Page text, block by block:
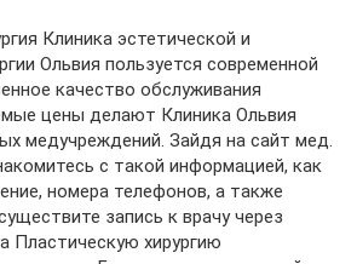
Клиника эстетической и
Ольвия пользуется современной
качество обслуживания
цены делают Клиника Ольвия
медучреждений. Зайдя на сайт мед.
с такой информацией, как
номера телефонов, а также
запись к врачу через
Пластическую хирургию